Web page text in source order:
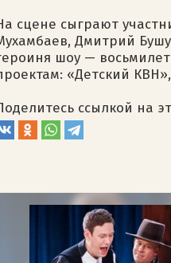
сцене сыграют
Дмитрий
шоу —
«Детский
ссылкой на